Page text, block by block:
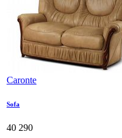
Caronte
Sofa
40 290